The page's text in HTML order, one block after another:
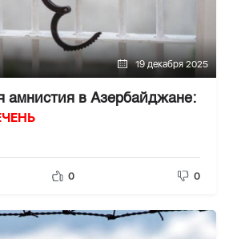
19 декабря 2025
амнистия в Азербайджане:
0 0